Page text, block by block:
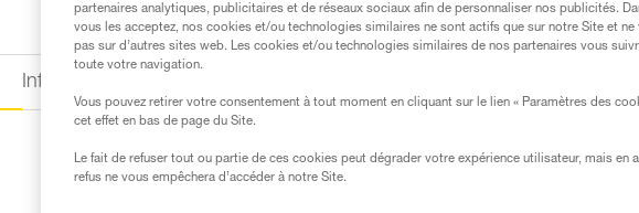
Informations techniques
partenaires analytiques, publicitaires et de réseaux sociaux afin de personnaliser nos publicités.
vous les acceptez, nos cookies et/ou technologies similaires ne sont actifs que sur notre Site et ne
pas sur d’autres sites web. Les cookies et/ou technologies similaires de nos partenaires vous
toute votre navigation.
Vous pouvez retirer votre consentement à tout moment en cliquant sur le lien « Paramètres des
cet effet en bas de page du Site.
Le fait de refuser tout ou partie de ces cookies peut dégrader votre expérience utilisateur, mais en
refus ne vous empêchera d’accéder à notre Site.